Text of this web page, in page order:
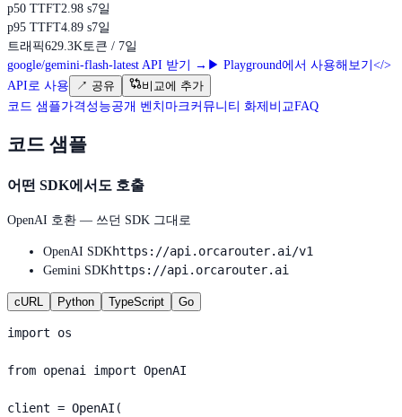
p50 TTFT2.98 s7일
p95 TTFT4.89 s7일
트래픽629.3K 토큰 / 7일
google/gemini-flash-latest API 받기
→ ▶ Playground에서 사용해보기 </>
API로 사용
↗ 공유
비교에 추가
코드 샘플가격 성능공개 벤치마크 커뮤니티 화제 비교FAQ
코드 샘플
어떤 SDK에서도 호출
OpenAI 호환 — 쓰던 SDK 그대로
OpenAI SDKhttps://api.orcarouter.ai/v1
Gemini SDKhttps://api.orcarouter.ai
cURL Python TypeScript Go
import os
from openai import OpenAI
client = OpenAI(